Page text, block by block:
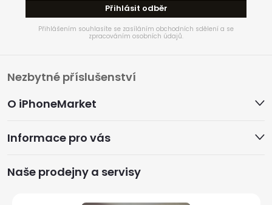
Přihlásit odběr
Přihlášením souhlasíte se zasíláním obchodních sdělení a se
zpracováním osobních údajů.
Z
á
p
a
O iPhoneMarket
Informace pro vás
Naše prodejny a servisy
Nezbytné příslušenství